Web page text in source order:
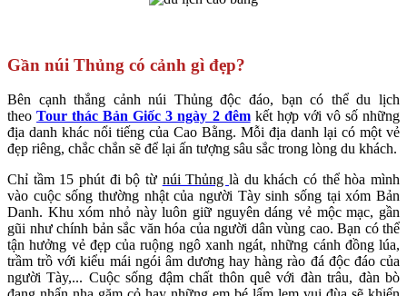
Gần núi Thủng có cảnh gì đẹp?
Bên cạnh thắng cảnh núi Thủng độc đáo, bạn có thể du lịch
theoTour thác Bản Giốc 3 ngày 2 đêm kết hợp với vô số những
địa danh khác nổi tiếng của Cao Bằng. Mỗi địa danh lại có một vẻ
đẹp riêng, chắc chắn sẽ để lại ấn tượng sâu sắc trong lòng du khách.
Chỉ tầm 15 phút đi bộ từ núi Thủnglà du khách có thể hòa mình
vào cuộc sống thường nhật của người Tày sinh sống tại xóm Bản
Danh. Khu xóm nhỏ này luôn giữ nguyên dáng vẻ mộc mạc, gần
gũi như chính bản sắc văn hóa của người dân vùng cao. Bạn có thể
tận hưởng vẻ đẹp của ruộng ngô xanh ngát, những cánh đồng lúa,
trầm trồ với kiểu mái ngói âm dương hay hàng rào đá độc đáo của
người Tày,... Cuộc sống đậm chất thôn quê với đàn trâu, đàn bò